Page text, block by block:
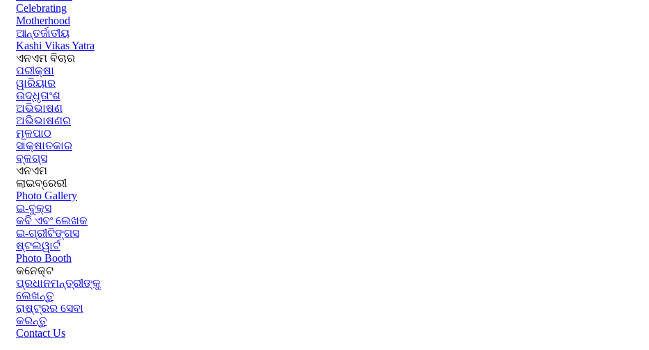
Celebrating
Motherhood
ଆନ୍ତର୍ଜାତୀୟ
Kashi Vikas Yatra
ଏନଏମ ବିଚାର
ପରୀକ୍ଷା
ୱାରିୟାର
ଉଦ୍ଧୃତାଂଶ
ଅଭିଭାଷଣ
ଅଭିଭାଷଣର
ମୂଳପାଠ
ସାକ୍ଷାତକାର
ବ୍ଳଗ୍ସ
ଏନଏମ
ଲାଇବ୍ରେରୀ
Photo Gallery
ଇ-ବୁକ୍ସ
କବି ଏବଂ ଲେଖକ
ଇ-ଗ୍ରୀଟିଙ୍ଗସ
ଷ୍ଟଲୱାର୍ଟ
Photo Booth
କନେକ୍ଟ
ପ୍ରଧାନମନ୍ତ୍ରୀଙ୍କୁ
ଲେଖନ୍ତୁ
ରାଷ୍ଟ୍ରର ସେବା
କରନ୍ତୁ
Contact Us